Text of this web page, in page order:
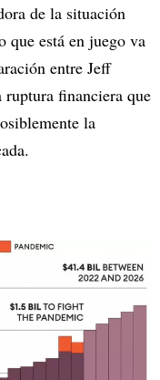
de la situación
que está en juego va
entre Jeff
financiera que
la